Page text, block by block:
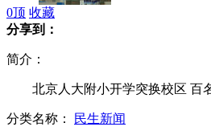
安监局长自曝收入称常与儿子
0顶 收藏
分享到：
简介：
北京人大附小开学突换校区 百
分类名称： 民生新闻